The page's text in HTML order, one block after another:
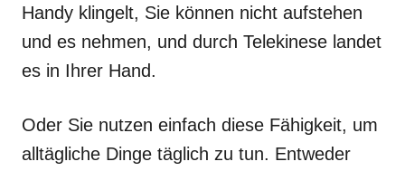
Handy klingelt, Sie können nicht aufstehen
und es nehmen, und durch Telekinese landet
es in Ihrer Hand.
Oder Sie nutzen einfach diese Fähigkeit, um
alltägliche Dinge täglich zu tun. Entweder